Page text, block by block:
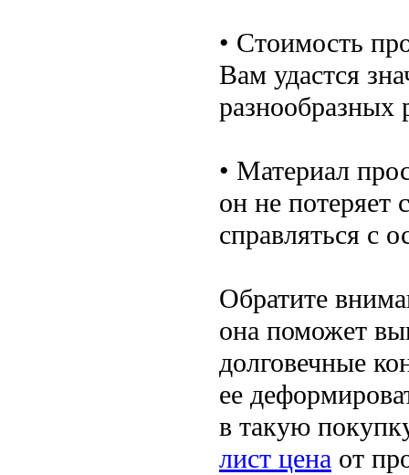
• Стоимость
Вам удастся
разнообразных
• Материал
он не потеряет
справляться с
Обратите
она поможет
долговечные
ее
в такую
лист цена от